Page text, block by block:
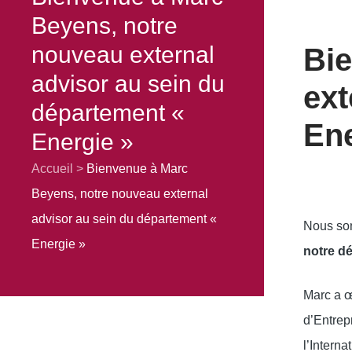
Beyens, notre
nouveau external
advisor au sein du
département «
Energie »
Accueil
Bienvenue à Marc
Beyens, notre nouveau external
advisor au sein du département «
Energie »
Nous
notre
Marc a